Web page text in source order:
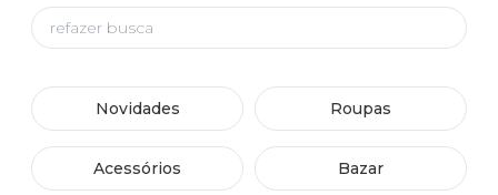
Novidades Roupas
Acessórios Bazar